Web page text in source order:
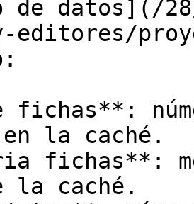
de datos](/
editores/
fichas**:
en la caché.
fichas**:
la caché.